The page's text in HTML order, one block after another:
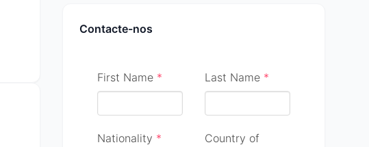
Contacte-nos
First Name * Last Name *
Nationality *
Country of